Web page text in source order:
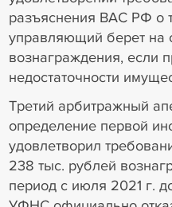
разъяснения ВАС РФ о
управляющий берет на
вознаграждения, если
недостаточности
Третий арбитражный
определение первой
удовлетворил
238 тыс. рублей
период с июля 2021 г.